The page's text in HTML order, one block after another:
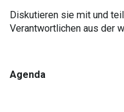
Diskutieren sie mit und
Verantwortlichen aus der
Agenda